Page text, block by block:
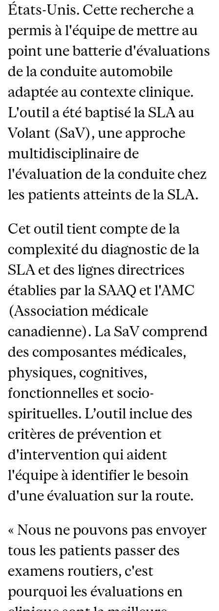
États-Unis. Cette recherche a
permis à l'équipe de mettre au
point une batterie d'évaluations
de la conduite automobile
adaptée au contexte clinique.
L'outil a été baptisé la SLA au
Volant (SaV), une approche
multidisciplinaire de
l'évaluation de la conduite chez
les patients atteints de la SLA.
Cet outil tient compte de la
complexité du diagnostic de la
SLA et des lignes directrices
établies par la SAAQ et l'AMC
(Association médicale
canadienne). La SaV comprend
des composantes médicales,
physiques, cognitives,
fonctionnelles et socio-
spirituelles. L’outil inclue des
critères de prévention et
d'intervention qui aident
l'équipe à identifier le besoin
d'une évaluation sur la route.
« Nous ne pouvons pas envoyer
tous les patients passer des
examens routiers, c'est
pourquoi les évaluations en